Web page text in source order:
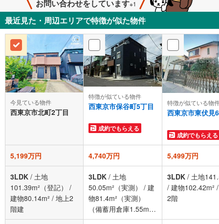
お問い合わせをしています※1
最近見た・周辺エリアで特徴が似た物件
今見ている物件
西東京市北町2丁目
特徴が似ている物件
西東京市保谷町5丁目
成約でもらえる
特徴が似ている物
西東京市東伏見
成約でもらえる
5,199万円 4,740万円 5,499万円
3LDK / 土地
101.39m²（登記）
/
建物80.14m² / 地上2
階建
3LDK / 土地
50.05m²（実測）
/ 建
物81.4m²（実測）
（備蓄用倉庫1.55m2
含）/地上3階建
3LDK / 土地
/ 建物102.42m²
2階